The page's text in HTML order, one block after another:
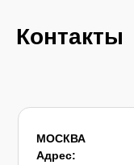
Контакты
МОСКВА
Адрес: